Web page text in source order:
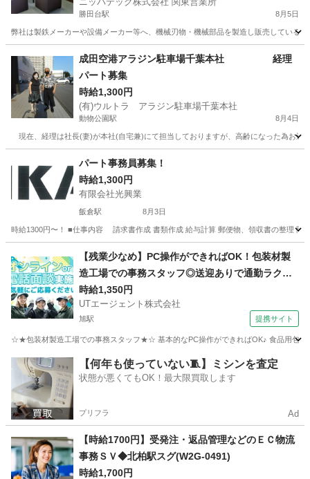
勝田台駅 8月5日
弊社は製鉄メーカーや設備メーカー等へ、機械刃物・機械部品を製造し販売している
勝田台駅 一般事務 パート
成田空港アラジン駐車場千葉本社 経理
パート募集
時給1,300円
(有)ウルトラ アラジン駐車場千葉本社
動物公園駅 8月4日
現在、経理は社長(妻)が本社(自宅兼)にて担当しておりますが、高齢になった為お
動物公園駅 会計
パート事務員募集！
時給1,300円
有限会社光興業
飯倉駅 8月3日
時給1300円〜！ ■仕事内容 請求書作成 書類作成 給与計算 郵便物、領収書の整理 問
飯倉駅 一般事務 事務員
【残業少なめ】PC操作ができればOK！包装材製
造工場での事務スタッフ◎送迎ありで通勤ラクラ
ク！
時給1,350円
UTエージェント株式会社
旭駅 提携サイト
☆★包装材製造工場での事務スタッフ★☆ 基本的なPC操作ができればOK♪ 食品用包
千葉 旭市 旭駅 一般事務
【何年も使っていない🧵】ミシンを査定
状態が悪くてもOK！最大限買取します
プリフラ Ad
【時給1700円】受発注・返品管理などのＥＣ物流
事務ＳＶ◆北柏駅スグ(W2G-0491)
時給1,700円